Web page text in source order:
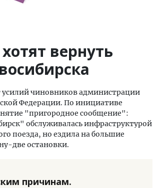
вернуть
усилий чиновников администрации
Федерации. По инициативе
"пригородное сообщение":
обслуживалась инфраструктурой
поезда, но ездила на большие
две остановки.
причинам.